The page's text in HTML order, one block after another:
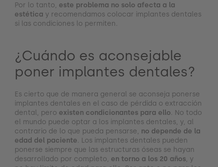
Por lo tanto, este problema no solo afecta a la
estética y recomendamos colocar implantes dentales
si las condiciones lo permiten.
¿Cuándo es aconsejable
poner implantes dentales?
Es cierto que de manera general se aconseja ponerse
implantes dentales en el caso de pérdida o extracción
dental, pero existen condicionantes para ello. No todo
el mundo puede optar a los implantes dentales, y, al
contrario de lo que pueda pensarse, no depende de la
edad del paciente. Los implantes dentales pueden
ponerse siempre que las estructuras óseas se hayan
desarrollado por completo, en torno a los 20 años, y